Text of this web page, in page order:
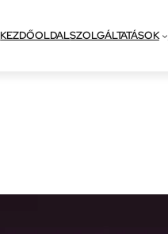
KEZDŐOLDALSZOLGÁLTATÁSOK